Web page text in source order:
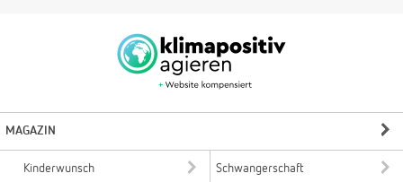
MAGAZIN
Kinderwunsch Schwangerschaft